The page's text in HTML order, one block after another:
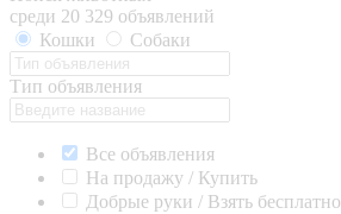
среди 20 329 объявлений
Кошки
Собаки
Тип объявления
Все объявления
На продажу / Купить
Добрые руки / Взять бесплатно